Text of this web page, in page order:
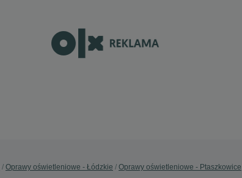
Oprawy oświetleniowe - Łódzkie Oprawy oświetleniowe - Ptaszkowice